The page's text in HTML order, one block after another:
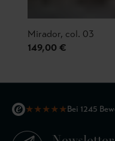
Mirador, col. 03
149,00 €
★★★★★Bei 1245